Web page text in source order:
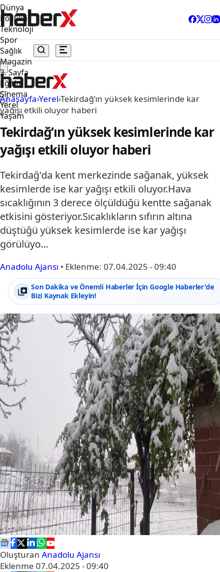
Dünya
Politika
Teknoloji
Spor
Sağlık
Magazin
3. Sayfa
Eğitim
Sinema
Yerel
Yaşam
Anasayfa›Yerel›Tekirdağ’ın yüksek kesimlerinde kar
yağışı etkili oluyor haberi
Tekirdağ’ın yüksek kesimlerinde kar
yağışı etkili oluyor haberi
Tekirdağ'da kent merkezinde sağanak, yüksek
kesimlerde ise kar yağışı etkili oluyor.Hava
sıcaklığının 3 derece ölçüldüğü kentte sağanak
etkisini gösteriyor.Sıcaklıkların sıfırın altına
düştüğü yüksek kesimlerde ise kar yağışı
görülüyo...
Anadolu Ajansı • Eklenme: 07.04.2025 - 09:40
Son Dakika ve Önemli Haberler İçin Google Haberler'de
Bizi Kaynak Ekleyin!
Oluşturan Anadolu Ajansı
Eklenme 07.04.2025 - 09:40